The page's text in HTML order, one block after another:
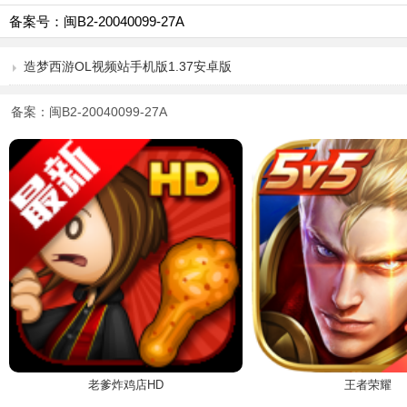
备案号：闽B2-20040099-27A
造梦西游OL视频站手机版1.37安卓版
备案：闽B2-20040099-27A
老爹炸鸡店HD 王者荣耀